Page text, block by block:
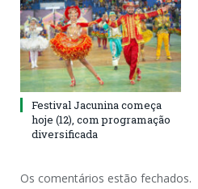
Festival Jacunina começa
hoje (12), com programação
diversificada
Os comentários estão fechados.